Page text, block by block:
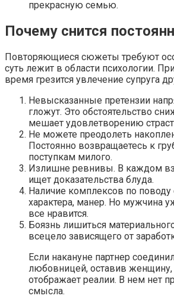
прекрасную семью.
Почему снится
Повторяющиеся сюжеты требуют
суть лежит в области психологии.
время грезится увлечение супруга
Невысказанные претензии
гложут. Это обстоятельство
мешает удовлетворению
Не можете преодолеть
Постоянно возвращаетесь к
поступкам милого.
Излишне ревнивы. В каждом
ищет доказательства блуда.
Наличие комплексов по
характера, манер. Но мужчина
все нравится.
Боязнь лишиться
всецело зависящего от
Если накануне партнер
любовницей, оставив
отображает реалии. В нем нет
смысла.